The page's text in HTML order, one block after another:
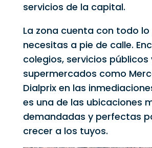
servicios de la capital.
La zona cuenta con todo lo
necesitas a pie de calle.
colegios, servicios públicos
supermercados como
Dialprix en las
es una de las ubicaciones
demandadas y perfectas
crecer a los tuyos.